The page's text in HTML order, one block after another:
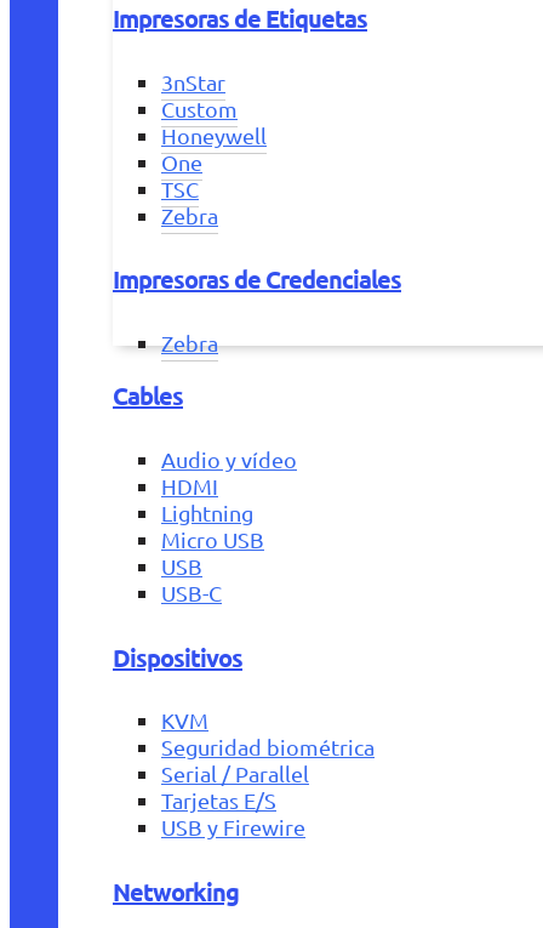
Impresoras de Etiquetas
3nStar
Custom
Honeywell
One
TSC
Zebra
Impresoras de Credenciales
Zebra
Cables
Audio y vídeo
HDMI
Lightning
Micro USB
USB
USB-C
Dispositivos
KVM
Seguridad biométrica
Serial / Parallel
Tarjetas E/S
USB y Firewire
Networking